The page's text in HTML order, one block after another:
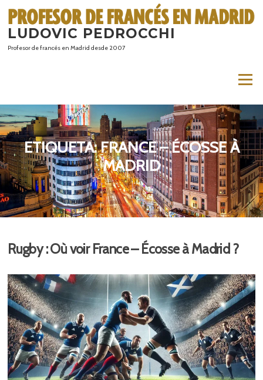
contenido
LUDOVIC PEDROCCHI
Profesor de francés en Madrid desde 2007
Menú
ETIQUETA:FRANCE – ÉCOSSE À
MADRID
Rugby : Où voir France – Écosse à Madrid ?